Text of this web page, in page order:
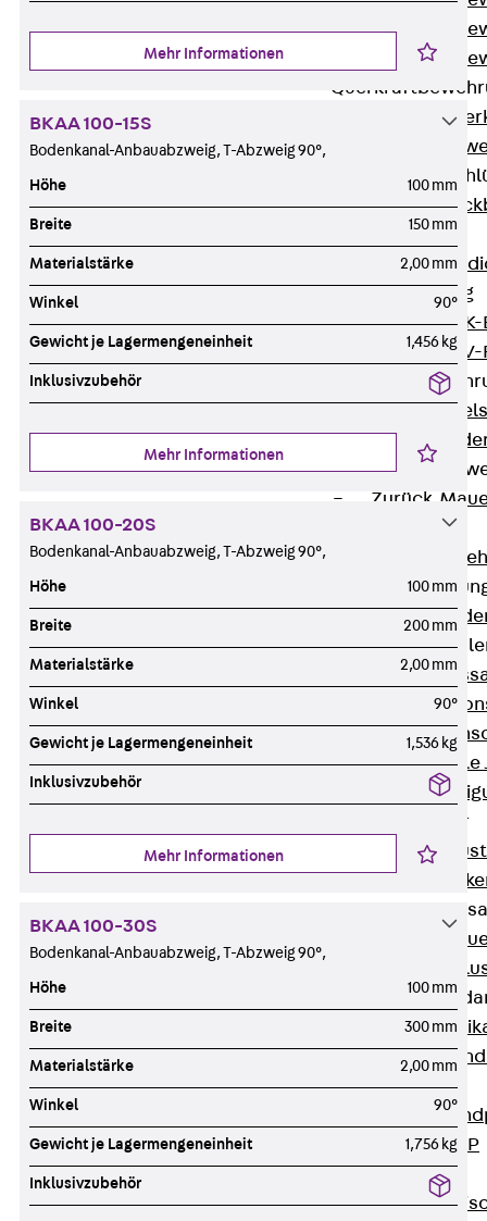
Zurück
FERBOX®
GFK-Bewehrung
Zurück
FIBERNOX®
Zurück
Zurück
Winkelkonsole
Brüstungsanker
Zurück
Attika-
Zurück
Windposts
Windpost JWP
Schallisolation
Zurück
Mehr Informationen
BKAA 100-15S
Bodenkanal-Anbauabzweig, T-Abzweig 90°,
Höhe 100 mm
Breite 150 mm
Materialstärke 2,00 mm
Winkel 90°
Gewicht je Lagermengeneinheit 1,456 kg
Inklusivzubehör
Mehr Informationen
BKAA 100-20S
Bodenkanal-Anbauabzweig, T-Abzweig 90°,
Höhe 100 mm
Breite 200 mm
Materialstärke 2,00 mm
Winkel 90°
Gewicht je Lagermengeneinheit 1,536 kg
Inklusivzubehör
Mehr Informationen
BKAA 100-30S
Bodenkanal-Anbauabzweig, T-Abzweig 90°,
Höhe 100 mm
Breite 300 mm
Materialstärke 2,00 mm
Winkel 90°
Gewicht je Lagermengeneinheit 1,756 kg
Inklusivzubehör